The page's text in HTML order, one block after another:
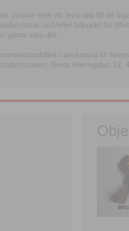
strävar efter att leva upp till de
och/eller tidpunkt för
gärna veta det.
i anslutning till
Norra Hamngatan 12,